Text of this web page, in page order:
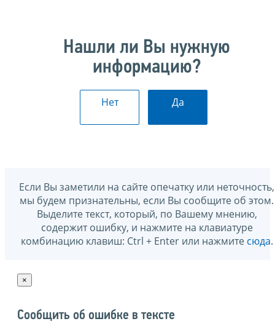
Нашли ли Вы нужную
информацию?
Нет Да
Если Вы заметили на сайте опечатку или неточность,
мы будем признательны, если Вы сообщите об этом.
Выделите текст, который, по Вашему мнению,
содержит ошибку, и нажмите на клавиатуре
комбинацию клавиш: Ctrl + Enter или нажмите сюда.
×
Сообщить об ошибке в тексте